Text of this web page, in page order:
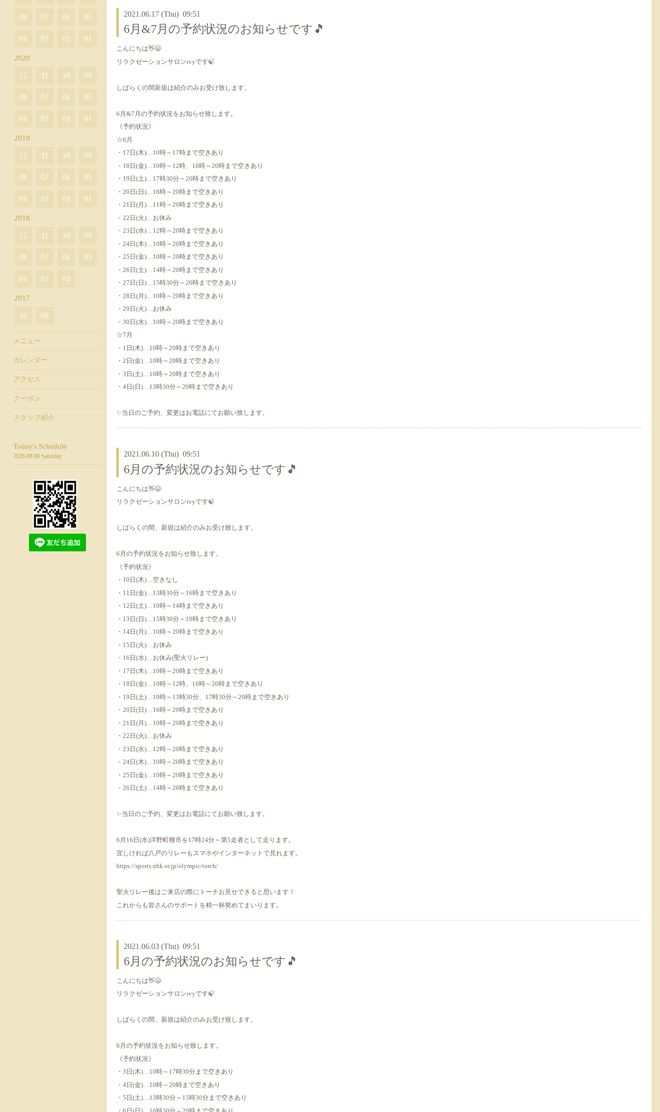
2021.06.17 (Thu) 09:51
6月&7月の予約状況のお知らせです🎵
こんにちは👋😃
リラクゼーションサロンivyです🍃
しばらくの間新規は紹介のみお受け致します。
6月&7月の予約状況をお知らせ致します。
《予約状況》
☆6月
・17日(木)…10時～17時まで空きあり
・18日(金)…10時～12時、16時～20時まで空きあり
・19日(土)…17時30分～20時まで空きあり
・20日(日)…16時～20時まで空きあり
・21日(月)…11時～20時まで空きあり
・22日(火)…お休み
・23日(水)…12時～20時まで空きあり
・24日(木)…10時～20時まで空きあり
・25日(金)…10時～20時まで空きあり
・26日(土)…14時～20時まで空きあり
・27日(日)…15時30分～20時まで空きあり
・28日(月)…10時～20時まで空きあり
・29日(火)…お休み
・30日(水)…10時～20時まで空きあり
☆7月
・1日(木)…10時～20時まで空きあり
・2日(金)…10時～20時まで空きあり
・3日(土)…10時～20時まで空きあり
・4日(日)…13時30分～20時まで空きあり
✨当日のご予約、変更はお電話にてお願い致します。
2021.06.10 (Thu) 09:51
6月の予約状況のお知らせです🎵
こんにちは👋😃
リラクゼーションサロンivyです🍃
しばらくの間、新規は紹介のみお受け致します。
6月の予約状況をお知らせ致します。
《予約状況》
・10日(木)…空きなし
・11日(金)…13時30分～16時まで空きあり
・12日(土)…10時～14時まで空きあり
・13日(日)…15時30分～19時まで空きあり
・14日(月)…10時～20時まで空きあり
・15日(火)…お休み
・16日(水)…お休み(聖火リレー)
・17日(木)…10時～20時まで空きあり
・18日(金)…10時～12時、16時～20時まで空きあり
・19日(土)…10時～13時30分、17時30分～20時まで空きあり
・20日(日)…16時～20時まで空きあり
・21日(月)…10時～20時まで空きあり
・22日(火)…お休み
・23日(水)…12時～20時まで空きあり
・24日(木)…10時～20時まで空きあり
・25日(金)…10時～20時まで空きあり
・26日(土)…14時～20時まで空きあり
✨当日のご予約、変更はお電話にてお願い致します。
6月16日(水)洋野町種市を17時24分～第5走者として走ります。
宜しければ八戸のリレーもスマホやインターネットで見れます。
https://sports.nhk.or.jp/olympic/torch/
聖火リレー後はご来店の際にトーチお見せできると思います！
これからも皆さんのサポートを精一杯努めてまいります。
2021.06.03 (Thu) 09:51
6月の予約状況のお知らせです🎵
こんにちは👋😃
リラクゼーションサロンivyです🍃
しばらくの間、新規は紹介のみお受け致します。
6月の予約状況をお知らせ致します。
《予約状況》
・3日(木)…10時～17時30分まで空きあり
・4日(金)…10時～20時まで空きあり
・5日(土)…13時30分～15時30分まで空きあり
08 07 06 05
04 03 02 01
2020
12 11 10 09
08 07 06 05
04 03 02 01
2019
12 11 10 09
08 07 06 05
04 03 02 01
2018
12 11 10 09
08 07 06 05
04 03 02
2017
10 09
メニュー
カレンダー
アクセス
クーポン
スタッフ紹介
Today's Schedule
2026.08.08 Saturday